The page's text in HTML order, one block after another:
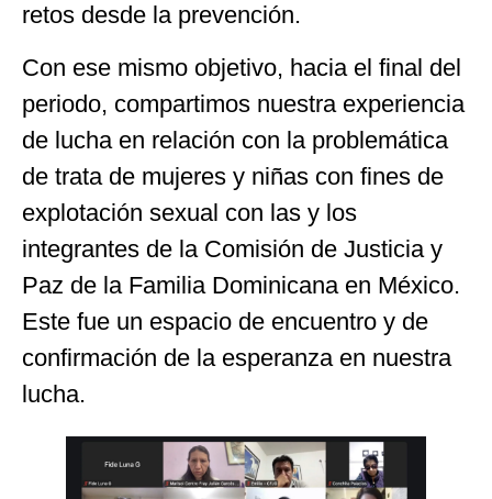
retos desde la prevención.
Con ese mismo objetivo, hacia el final del
periodo, compartimos nuestra experiencia
de lucha en relación con la problemática
de trata de mujeres y niñas con fines de
explotación sexual con las y los
integrantes de la Comisión de Justicia y
Paz de la Familia Dominicana en México.
Este fue un espacio de encuentro y de
confirmación de la esperanza en nuestra
lucha.